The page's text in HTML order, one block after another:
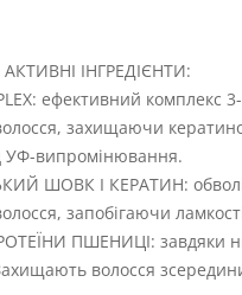
ІНГРЕДІЄНТИ:
ефективний комплекс
захищаючи
УФ-випромінювання.
ШОВК І КЕРАТИН:
запобігаючи
ПШЕНИЦІ: завдяки
волосся